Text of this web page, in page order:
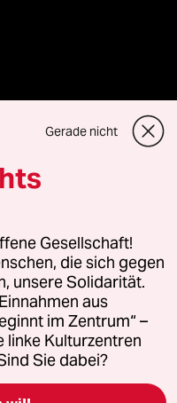
oder für Genehmigungen
Richtlinien
Impressum AGB
(Ads)
Gerade nicht
Gesellschaft!
die sich gegen
unsere Solidarität.
aus
im Zentrum“ –
linke Kulturzentren
Sie dabei?